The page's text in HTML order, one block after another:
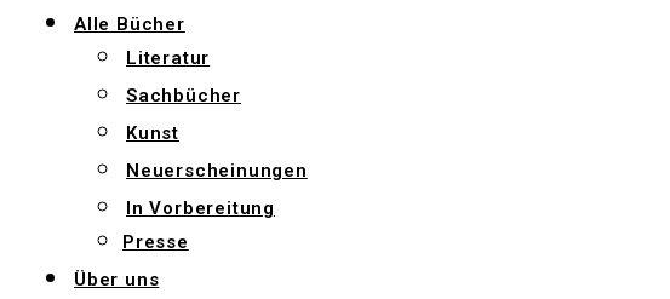
Alle Bücher
Literatur
Sachbücher
Kunst
Neuerscheinungen
In Vorbereitung
Presse
Über uns